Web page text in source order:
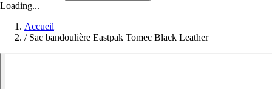
Loading...
Accueil
/ Sac bandoulière Eastpak Tomec Black Leather